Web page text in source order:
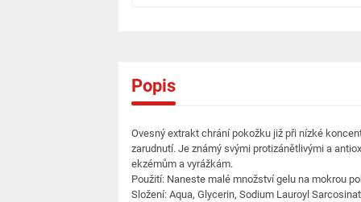
Popis
Ovesný extrakt chrání pokožku již při nízké
zarudnutí. Je známý svými protizánětlivými a
ekzémům a vyrážkám.
Použití: Naneste malé množství gelu na mokrou
Složení: Aqua, Glycerin, Sodium Lauroyl